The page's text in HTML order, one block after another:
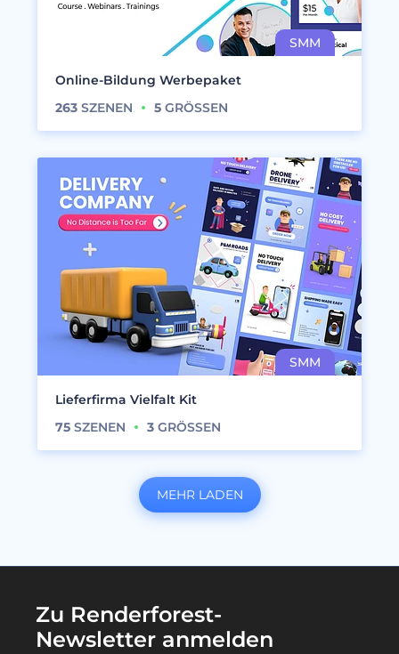
Online-Bildung Werbepaket
263 SZENEN 5 GRÖSSEN
Lieferfirma Vielfalt Kit
75 SZENEN 3 GRÖSSEN
MEHR LADEN
Zu Renderforest-
Newsletter anmelden